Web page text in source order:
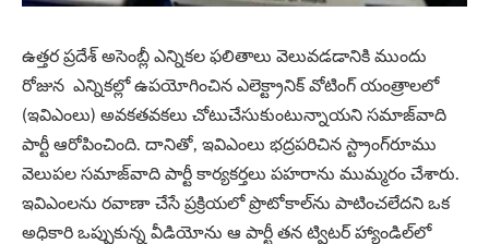
ఉత్తర ప్రదేశ్ అసెంబ్లీ ఎన్నికల ఫలితాలు వెలువడడానికి ముందు
రోజున ఎన్నికల్లో ఉపయోగించిన ఎలెక్ట్రానిక్ వోటింగ్ యంత్రాలలో
(ఇవిఎంలు) అవకతవకలు చోటుచేసుకుంటున్నాయని సమాజ్‌వాది
పార్టీ ఆరోపించింది. దానితో, ఇవిఎంలు భద్రపరిచిన స్ట్రాంగ్‌రూము
వెలుపల సమాజ్‌వాది పార్టీ కార్యకర్తలు పహరాను ముమ్మరం చేశారు.
ఇవిఎంలను రవాణా చేసే ప్రక్రియలో ప్రొటోకాల్‌ను పాటించలేదని ఒక
అధికారి ఒప్పుకున్న వీడియోను ఆ పార్టీ తన ట్విటర్ హ్యాండిల్‌లో